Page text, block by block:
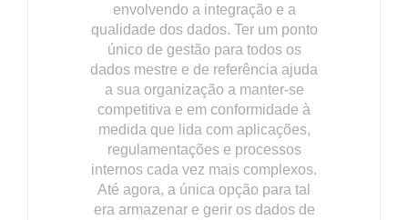
envolvendo a integração e a
qualidade dos dados. Ter um ponto
único de gestão para todos os
dados mestre e de referência ajuda
a sua organização a manter-se
competitiva e em conformidade à
medida que lida com aplicações,
regulamentações e processos
internos cada vez mais complexos.
Até agora, a única opção para tal
era armazenar e gerir os dados de